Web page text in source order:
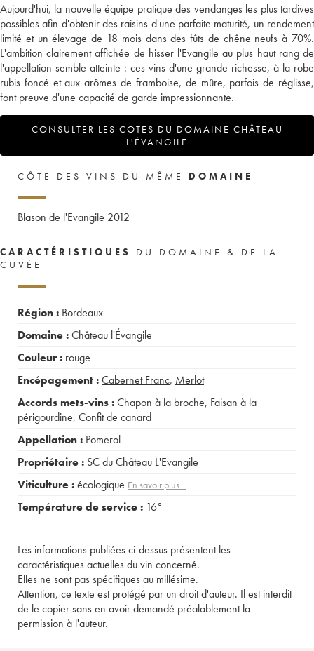
Aujourd'hui, la nouvelle équipe pratique des vendanges les plus tardives
possibles afin d'obtenir des raisins d'une parfaite maturité, un rendement
limité et un élevage de 18 mois dans des fûts de chêne neufs à 70%.
L'ambition clairement affichée de hisser l'Evangile au plus haut rang de
l'appellation semble atteinte : ces vins d'une grande richesse, à la robe
rubis foncé et aux arômes de framboise, de mûre, parfois de réglisse,
font preuve d'une capacité de garde impressionnante.
CONSULTER LES COTES DU DOMAINE CHÂTEAU
L'ÉVANGILE
CÔTE DES VINS DU MÊME DOMAINE
Blason de l'Evangile 2012
CARACTÉRISTIQUES
DU DOMAINE & DE LA
CUVÉE
Région : Bordeaux
Domaine :Château l'Évangile
Couleur : rouge
Encépagement :Cabernet Franc, Merlot
Accords mets-vins :Chapon à la broche, Faisan à la
périgourdine, Confit de canard
Appellation : Pomerol
Propriétaire : SC du Château L'Evangile
Viticulture :écologique En savoir plus...
Température de service : 16°
Les informations publiées ci-dessus présentent les
caractéristiques actuelles du vin concerné.
Elles ne sont pas spécifiques au millésime.
Attention, ce texte est protégé par un droit d'auteur. Il est interdit
de le copier sans en avoir demandé préalablement la
permission à l'auteur.